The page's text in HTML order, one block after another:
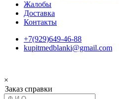
Жалобы
Доставка
Контакты
+7(929)649-46-88
kupitmedblanki@gmail.com
×
Заказ справки